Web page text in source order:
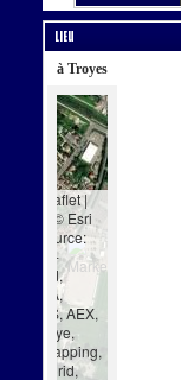
Lieu
à Troyes
Leaflet |
Tiles © Esri
— Source:
Esri, i-
cubed,
USDA,
USGS, AEX,
GeoEye,
Getmapping,
Aerogrid,